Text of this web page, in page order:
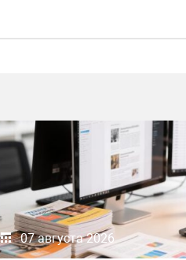
07 августа 2026